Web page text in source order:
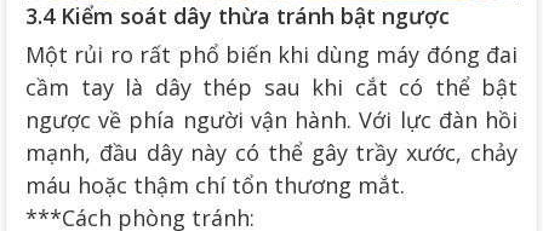
3.4 Kiểm soát dây thừa tránh bật ngược
Một rủi ro rất phổ biến khi dùng máy đóng đai
cầm tay là dây thép sau khi cắt có thể bật
ngược về phía người vận hành. Với lực đàn hồi
mạnh, đầu dây này có thể gây trầy xước, chảy
máu hoặc thậm chí tổn thương mắt.
***Cách phòng tránh: